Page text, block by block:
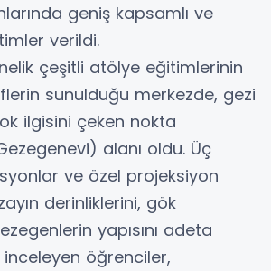
geniş kapsamlı ve
verildi.
çeşitli atölye eğitimlerinin
sunulduğu merkezde, gezi
ilgisini çeken nokta
alanı oldu. Üç
ve özel projeksiyon
derinliklerini, gök
yapısını adeta
öğrenciler,